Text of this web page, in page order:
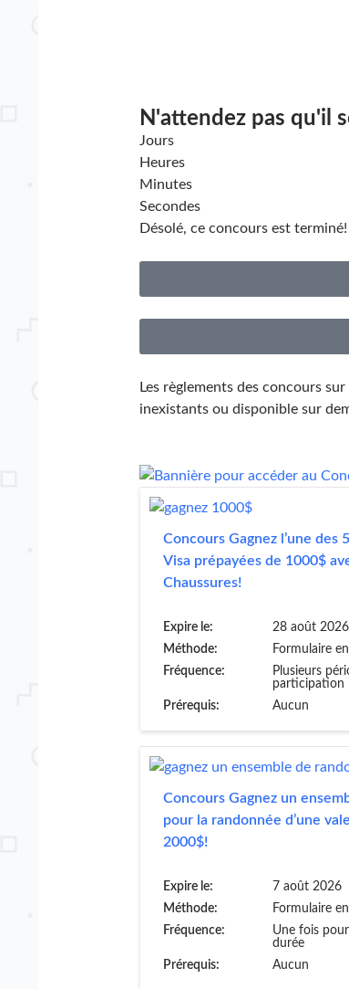
N'attendez pas qu'il
Jours
Heures
Minutes
Secondes
Désolé, ce concours est terminé!
Les règlements des concours
inexistants ou disponible sur
Concours Gagnez l’une des
Visa prépayées de 1000$
Chaussures!
Expire le:
28 août 2026
Méthode:
Formulaire
Fréquence:
Plusieurs
participation
Prérequis:
Aucun
Concours Gagnez un
pour la randonnée d’une
2000$!
Expire le:
7 août 2026
Méthode:
Formulaire
Fréquence:
Une fois
durée
Prérequis:
Aucun